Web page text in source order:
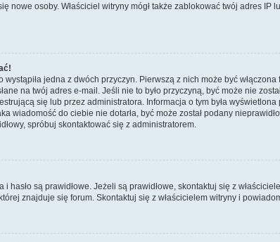
nowe osoby. Właściciel witryny mógł także zablokować twój adres
jedna z dwóch przyczyn. Pierwszą z nich może być
na twój adres e-mail. Jeśli nie to było przyczyną, być może nie
się lub przez administratora. Informacja o tym była wyświetlona
wiadomość do ciebie nie dotarła, być może został podany
spróbuj skontaktować się z administratorem.
są prawidłowe. Jeżeli są prawidłowe, skontaktuj się z
znajduje się forum. Skontaktuj się z właścicielem witryny i